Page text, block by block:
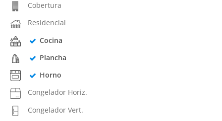
Cobertura
Residencial
Cocina
Plancha
Horno
Congelador Horiz.
Congelador Vert.